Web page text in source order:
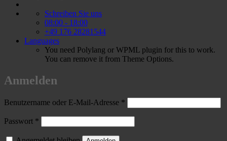
Schreiben Sie uns
08:00 - 18:00
+49 176 28281544
Languages
You need Polylang or WPML plugin for this to work.
You can remove it from Theme Options.
Anmelden
Benutzername oder E-Mail-Adresse *
Passwort *